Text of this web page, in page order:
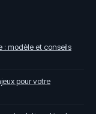
modèle et conseils
pour votre